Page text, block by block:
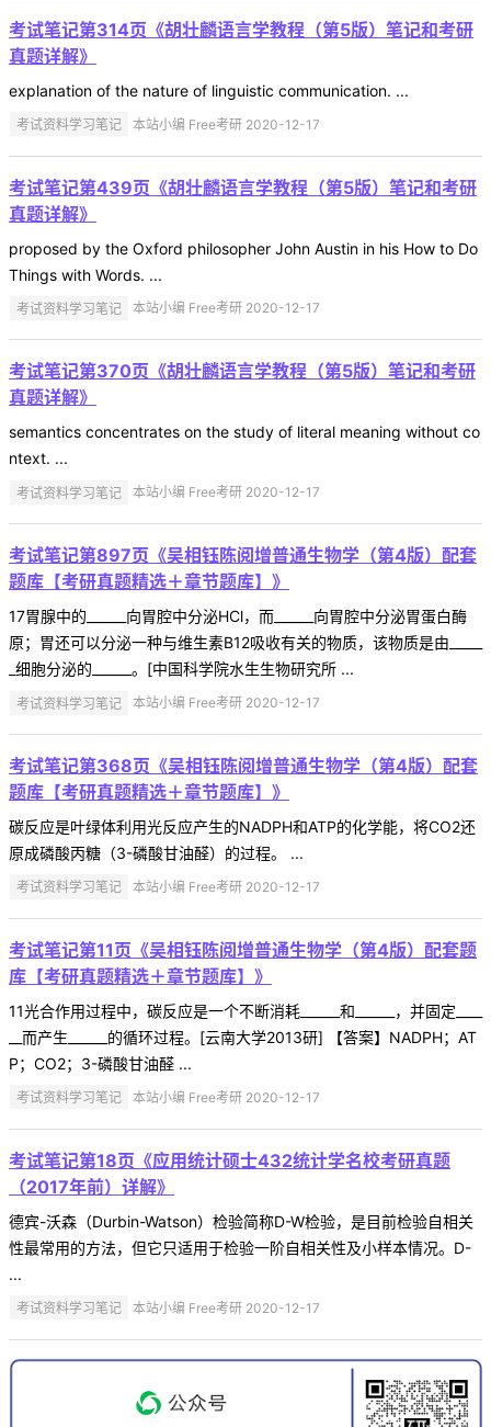
考试笔记第314页《胡壮麟语言学教程（第5版）笔记和考研
真题详解》
explanation of the nature of linguistic communication. ...
考试资料学习笔记 本站小编 Free考研 2020-12-17
考试笔记第439页《胡壮麟语言学教程（第5版）笔记和考研
真题详解》
proposed by the Oxford philosopher John Austin in his How to Do
Things with Words. ...
考试资料学习笔记 本站小编 Free考研 2020-12-17
考试笔记第370页《胡壮麟语言学教程（第5版）笔记和考研
真题详解》
semantics concentrates on the study of literal meaning without co
ntext. ...
考试资料学习笔记 本站小编 Free考研 2020-12-17
考试笔记第897页《吴相钰陈阅增普通生物学（第4版）配套
题库【考研真题精选＋章节题库】》
17胃腺中的______向胃腔中分泌HCl，而______向胃腔中分泌胃蛋白酶
原；胃还可以分泌一种与维生素B12吸收有关的物质，该物质是由_____
_细胞分泌的______。[中国科学院水生生物研究所 ...
考试资料学习笔记 本站小编 Free考研 2020-12-17
考试笔记第368页《吴相钰陈阅增普通生物学（第4版）配套
题库【考研真题精选＋章节题库】》
碳反应是叶绿体利用光反应产生的NADPH和ATP的化学能，将CO2还
原成磷酸丙糖（3-磷酸甘油醛）的过程。 ...
考试资料学习笔记 本站小编 Free考研 2020-12-17
考试笔记第11页《吴相钰陈阅增普通生物学（第4版）配套题
库【考研真题精选＋章节题库】》
11光合作用过程中，碳反应是一个不断消耗______和______，并固定____
__而产生______的循环过程。[云南大学2013研] 【答案】NADPH；AT
P；CO2；3-磷酸甘油醛 ...
考试资料学习笔记 本站小编 Free考研 2020-12-17
考试笔记第18页《应用统计硕士432统计学名校考研真题
（2017年前）详解》
德宾-沃森（Durbin-Watson）检验简称D-W检验，是目前检验自相关
性最常用的方法，但它只适用于检验一阶自相关性及小样本情况。D-
...
考试资料学习笔记 本站小编 Free考研 2020-12-17